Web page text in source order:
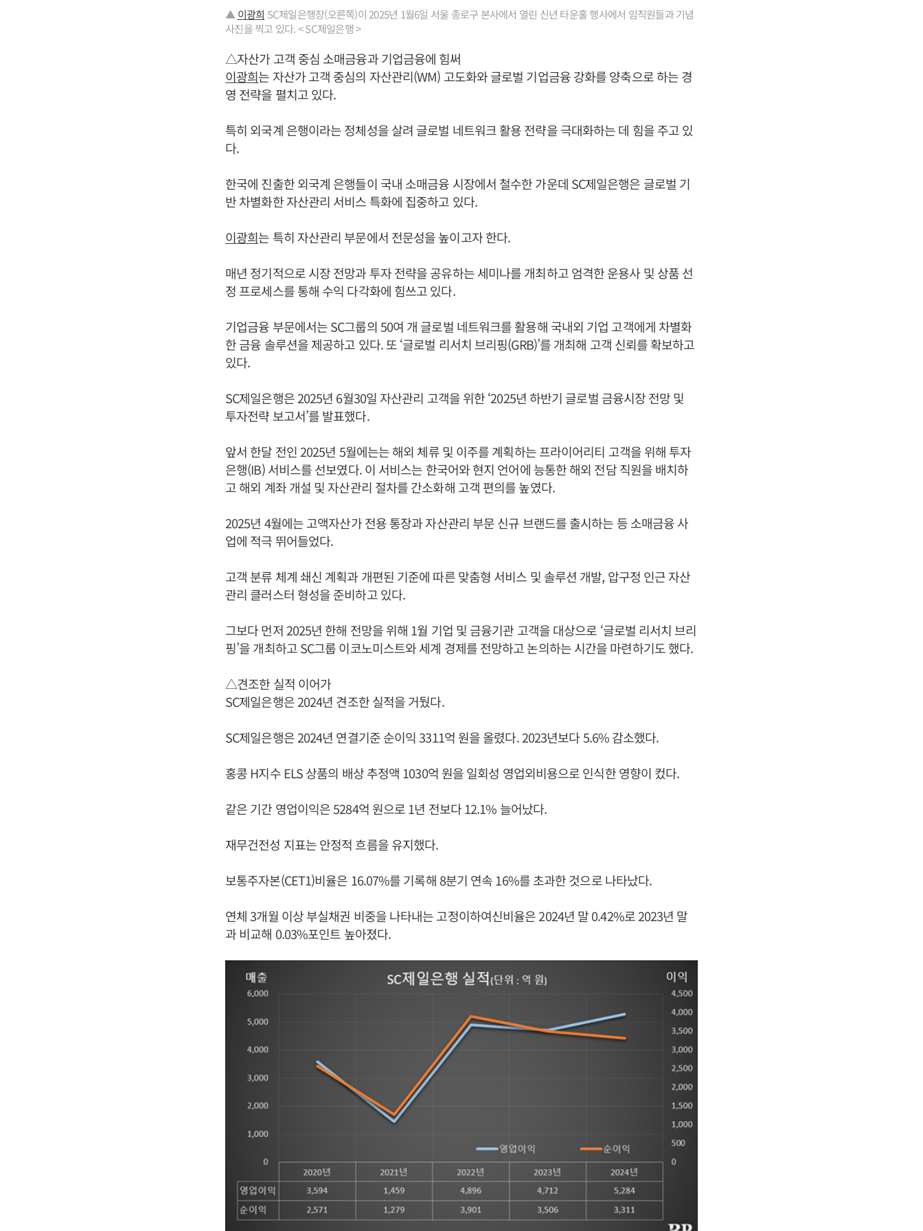
▲ 이광희 SC제일은행장(오른쪽)이 2025년 1월6일 서울 종로구 본사에서 열린 신년 타운홀 행사에서 임직원들과 기념
사진을 찍고 있다. < SC제일은행 >
△자산가 고객 중심 소매금융과 기업금융에 힘써
이광희는 자산가 고객 중심의 자산관리(WM) 고도화와 글로벌 기업금융 강화를 양축으로 하는 경
영 전략을 펼치고 있다.
특히 외국계 은행이라는 정체성을 살려 글로벌 네트워크 활용 전략을 극대화하는 데 힘을 주고 있
다.
한국에 진출한 외국계 은행들이 국내 소매금융 시장에서 철수한 가운데 SC제일은행은 글로벌 기
반 차별화한 자산관리 서비스 특화에 집중하고 있다.
이광희는 특히 자산관리 부문에서 전문성을 높이고자 한다.
매년 정기적으로 시장 전망과 투자 전략을 공유하는 세미나를 개최하고 엄격한 운용사 및 상품 선
정 프로세스를 통해 수익 다각화에 힘쓰고 있다.
기업금융 부문에서는 SC그룹의 50여 개 글로벌 네트워크를 활용해 국내외 기업 고객에게 차별화
한 금융 솔루션을 제공하고 있다. 또 ‘글로벌 리서치 브리핑(GRB)’를 개최해 고객 신뢰를 확보하고
있다.
SC제일은행은 2025년 6월30일 자산관리 고객을 위한 ‘2025년 하반기 글로벌 금융시장 전망 및
투자전략 보고서’를 발표했다.
앞서 한달 전인 2025년 5월에는는 해외 체류 및 이주를 계획하는 프라이어리티 고객을 위해 투자
은행(IB) 서비스를 선보였다. 이 서비스는 한국어와 현지 언어에 능통한 해외 전담 직원을 배치하
고 해외 계좌 개설 및 자산관리 절차를 간소화해 고객 편의를 높였다.
2025년 4월에는 고액자산가 전용 통장과 자산관리 부문 신규 브랜드를 출시하는 등 소매금융 사
업에 적극 뛰어들었다.
고객 분류 체계 쇄신 계획과 개편된 기준에 따른 맞춤형 서비스 및 솔루션 개발, 압구정 인근 자산
관리 클러스터 형성을 준비하고 있다.
그보다 먼저 2025년 한해 전망을 위해 1월 기업 및 금융기관 고객을 대상으로 ‘글로벌 리서치 브리
핑’을 개최하고 SC그룹 이코노미스트와 세계 경제를 전망하고 논의하는 시간을 마련하기도 했다.
△견조한 실적 이어가
SC제일은행은 2024년 견조한 실적을 거뒀다.
SC제일은행은 2024년 연결기준 순이익 3311억 원을 올렸다. 2023년보다 5.6% 감소했다.
홍콩 H지수 ELS 상품의 배상 추정액 1030억 원을 일회성 영업외비용으로 인식한 영향이 컸다.
같은 기간 영업이익은 5284억 원으로 1년 전보다 12.1% 늘어났다.
재무건전성 지표는 안정적 흐름을 유지했다.
보통주자본(CET1)비율은 16.07%를 기록해 8분기 연속 16%를 초과한 것으로 나타났다.
연체 3개월 이상 부실채권 비중을 나타내는 고정이하여신비율은 2024년 말 0.42%로 2023년 말
과 비교해 0.03%포인트 높아졌다.